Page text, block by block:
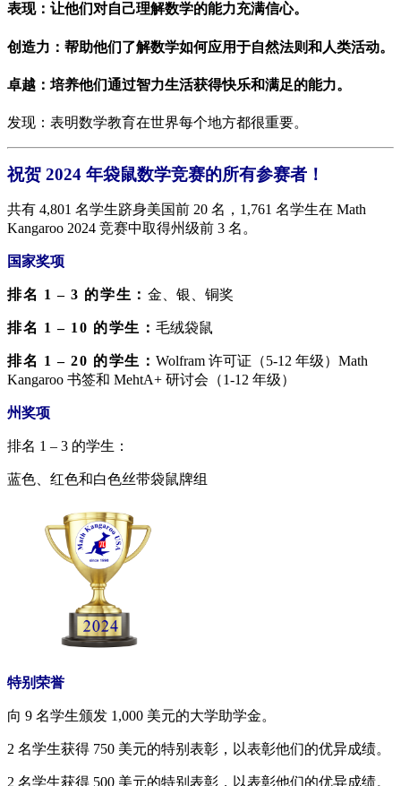
表现：让他们对自己理解数学的能力充满信心。
创造力：帮助他们了解数学如何应用于自然法则和人类活动。
卓越：培养他们通过智力生活获得快乐和满足的能力。
发现：表明数学教育在世界每个地方都很重要。
祝贺 2024 年袋鼠数学竞赛的所有参赛者！
共有 4,801 名学生跻身美国前 20 名，1,761 名学生在 Math
Kangaroo 2024 竞赛中取得州级前 3 名。
国家奖项
排名 1 – 3 的学生： 金、银、铜奖
排名 1 – 10 的学生：毛绒袋鼠
排名 1 – 20 的学生：Wolfram 许可证（5-12 年级）Math
Kangaroo 书签和 MehtA+ 研讨会（1-12 年级）
州奖项
排名 1 – 3 的学生：
蓝色、红色和白色丝带袋鼠牌组
特别荣誉
向 9 名学生颁发 1,000 美元的大学助学金。
2 名学生获得 750 美元的特别表彰，以表彰他们的优异成绩。
2 名学生获得 500 美元的特别表彰，以表彰他们的优异成绩。